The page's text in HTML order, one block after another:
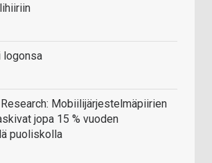
logonsa
Mobiilijärjestelmäpiirien
jopa 15 % vuoden
puoliskolla